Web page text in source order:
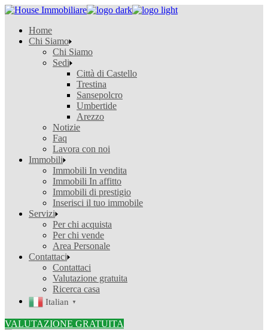
Skip
content
Home
Chi Siamo
Chi Siamo
Sedi
Città di Castello
Trestina
Sansepolcro
Umbertide
Arezzo
Notizie
Faq
Lavora con noi
Immobili
Immobili In vendita
Immobili In affitto
Immobili di prestigio
Inserisci il tuo immobile
Servizi
Per chi acquista
Per chi vende
Area Personale
Contattaci
Contattaci
Valutazione gratuita
Ricerca casa
Italian ▼
VALUTAZIONE GRATUITA